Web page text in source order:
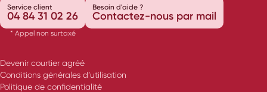
Service client
04 84 31 02 26
* Appel non surtaxé
Besoin d'aide ?
Contactez-nous par mail
Devenir courtier agréé
Conditions générales d’utilisation
Politique de confidentialité